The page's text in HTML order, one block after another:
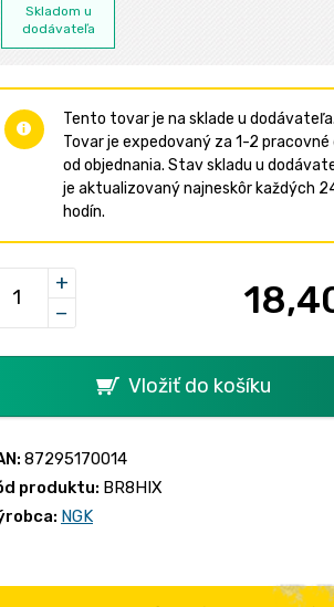
Skladom u
dodávateľa
Tento tovar je na sklade u dodávateľa.
Tovar je expedovaný za 1-2 pracovné
od objednania. Stav skladu u
je aktualizovaný najneskôr každých
hodín.
+
−
Vložiť do košíku
87295170014
produktu: BR8HIX
NGK